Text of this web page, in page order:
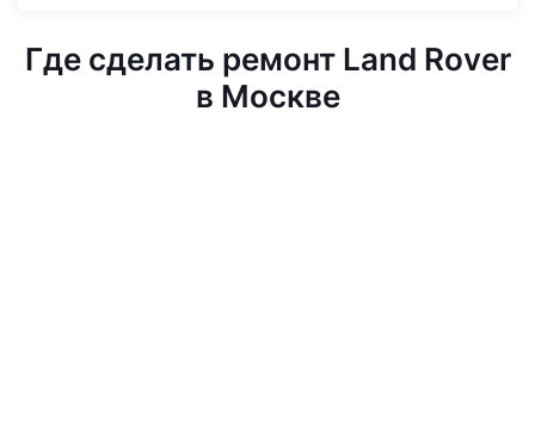
Где сделать ремонт Land Rover
в Москве